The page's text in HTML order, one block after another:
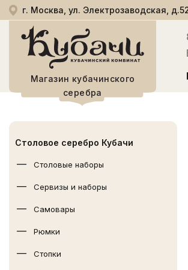
г. Москва, ул. Электрозаводская,
Магазин кубачинского
серебра
Столовое серебро Кубачи
Столовые наборы
Сервизы и наборы
Самовары
Рюмки
Стопки